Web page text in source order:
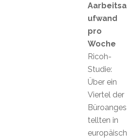
Aarbeitsa
ufwand
pro
Woche
Ricoh-
Studie:
Über ein
Viertel der
Büroanges
tellten in
europäisch